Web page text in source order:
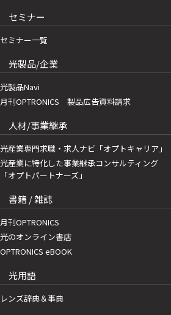
セミナー
セミナー一覧
光製品/企業
光製品Navi
月刊OPTRONICS 製品広告資料請求
人材/事業継承
光産業専門求職・求人ナビ「オプトキャリア」
光産業に特化した事業継承コンサルティング
「オプトパートナーズ」
書籍 / 雑誌
月刊OPTRONICS
光のオンライン書店
OPTRONICS eBOOK
光用語
レンズ辞典＆事典